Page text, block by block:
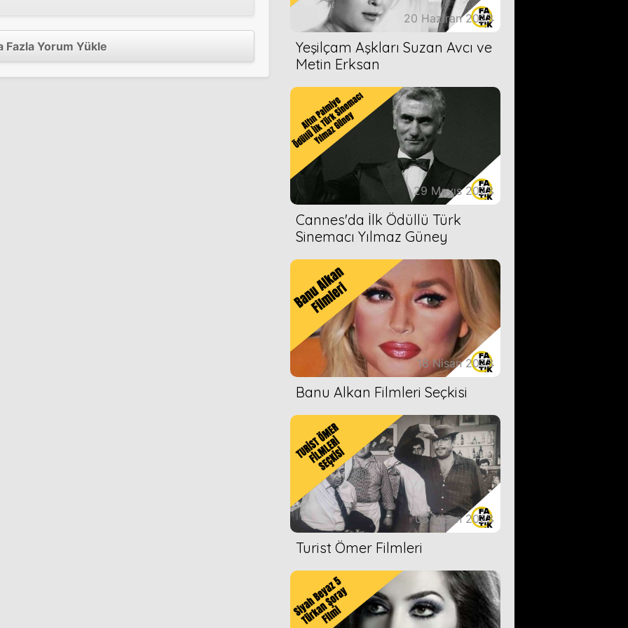
Fazla Yorum Yükle
20 Haziran 2023
Yeşilçam Aşkları Suzan Avcı ve
Metin Erksan
29 Mayıs 2023
Cannes'da İlk Ödüllü Türk
Sinemacı Yılmaz Güney
18 Nisan 2023
Banu Alkan Filmleri Seçkisi
05 Nisan 2023
Turist Ömer Filmleri